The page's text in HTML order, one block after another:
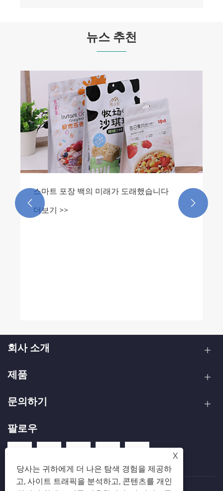
뉴스 추천
곡물 편평 바닥 백이 대량 자재 보관을 위한
최선의 선택인 이유
더보기 >>
 
회사 소개
제품
문의하기
팔로우
X
당사는 귀하에게 더 나은 탐색 경험을 제공하
고, 사이트 트래픽을 분석하고, 콘텐츠를 개인